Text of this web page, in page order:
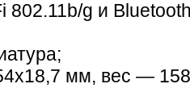
802.11b/g и
мм, вес —